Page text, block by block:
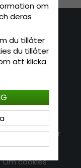
Information
Hatshop.se
sökningar
Nyhetsbrev
Om cookies
om
deras
du tillåter
du tillåter
att klicka